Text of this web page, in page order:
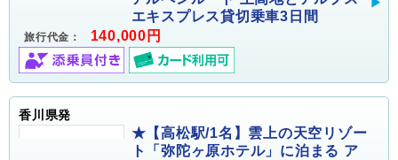
エキスプレス貸切乗車3日間
旅行代金： 140,000円
香川県発
★【高松駅/1名】雲上の天空リゾー
ト「弥陀ヶ原ホテル」に泊まる ア